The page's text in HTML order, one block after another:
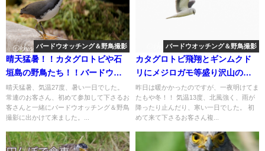
バードウオッチング＆野鳥撮影
晴天猛暑！！カタグロトビや石
垣島の野鳥たち！！バードウオ
ッチング＆野鳥撮影ガイド。
晴天猛暑、気温27度、暑い一日でした。
常連のお客さん、初めて参加して下さるお
客さんと一緒にバードウオッチング＆野鳥
撮影に出かけて来ました。...
バードウオッチング＆野鳥撮影
カタグロトビ飛翔とギンムクド
リにメジロガモ等盛り沢山のバ
ードウオッチング＆野鳥撮影ガ
イド。
昨日は暖かかったのですが、一夜明けてま
たもや冬！！ 気温13度、北風強く、雨が
降ったり止んだり、寒い一日でした。 初
めて来て下さるお客さん複...